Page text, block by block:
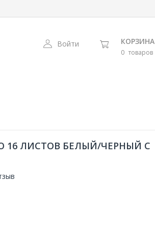
Войти КОРЗИНА
0 товаров
16 ЛИСТОВ БЕЛЫЙ/ЧЕРНЫЙ С